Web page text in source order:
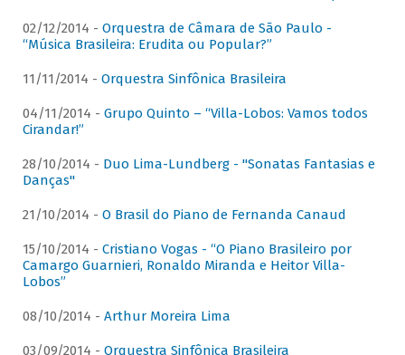
02/12/2014 - Orquestra de Câmara de São Paulo -
“Música Brasileira: Erudita ou Popular?”
11/11/2014 - Orquestra Sinfônica Brasileira
04/11/2014 - Grupo Quinto – “Villa-Lobos: Vamos todos
Cirandar!”
28/10/2014 - Duo Lima-Lundberg - "Sonatas Fantasias e
Danças"
21/10/2014 - O Brasil do Piano de Fernanda Canaud
15/10/2014 - Cristiano Vogas - “O Piano Brasileiro por
Camargo Guarnieri, Ronaldo Miranda e Heitor Villa-
Lobos”
08/10/2014 - Arthur Moreira Lima
03/09/2014 - Orquestra Sinfônica Brasileira